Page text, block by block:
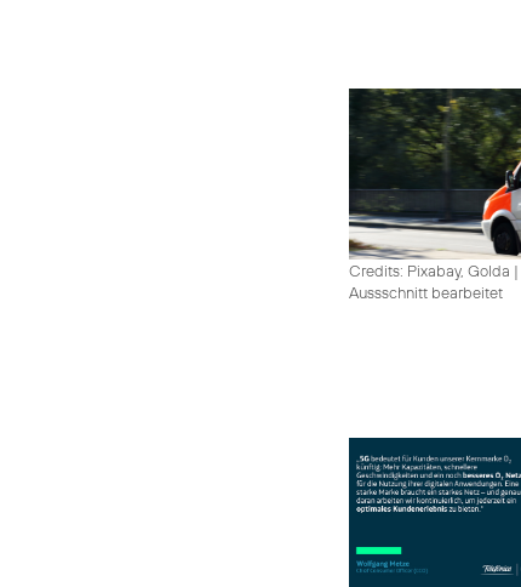
Credits: Pixabay, Golda |
Aussschnitt bearbeitet